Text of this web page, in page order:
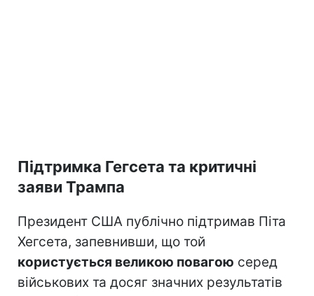
Підтримка Гегсета та критичні
заяви Трампа
Президент США публічно підтримав Піта
Хегсета, запевнивши, що той
користується великою повагою серед
військових та досяг значних результатів